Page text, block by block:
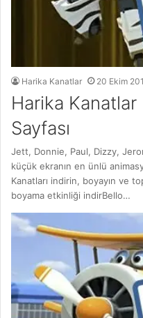
Harika Kanatlar 20 Ekim
Harika
Sayfası
Jett, Donnie, Paul, Dizzy,
küçük ekranın en ünlü
Kanatları indirin, boyayın ve
boyama etkinliği indirBello…